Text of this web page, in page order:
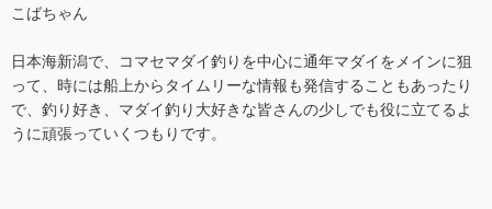
こばちゃん
日本海新潟で、コマセマダイ釣りを中心に通年マダイをメインに狙
って、時には船上からタイムリーな情報も発信することもあったり
で、釣り好き、マダイ釣り大好きな皆さんの少しでも役に立てるよ
うに頑張っていくつもりです。